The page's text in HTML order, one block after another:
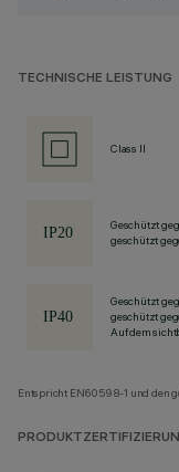
TECHNISCHE LEISTUNG
Class II
Geschützt
geschützt
Geschützt
geschützt
Auf dem
Entspricht EN60598-1 und den